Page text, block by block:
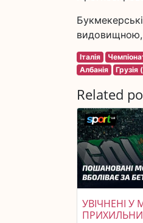
видовищною,
Італія
Албанія
Грузія
Related
УВІЧНЕНІ У